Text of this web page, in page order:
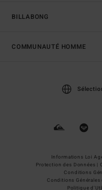
BILLABONG
COMMUNAUTÉ HOMME
Informations Loi
Protection des Données |
Conditions
Conditions
Politique